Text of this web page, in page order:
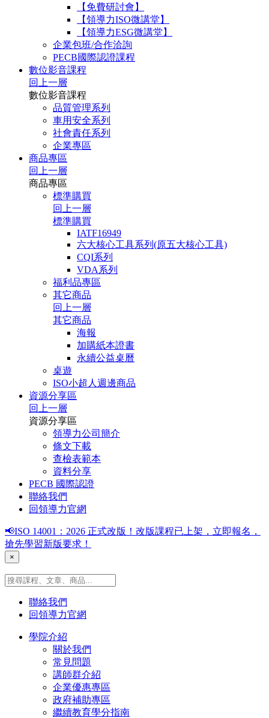
【免費研討會】
【領導力ISO微講堂】
【領導力ESG微講堂】
企業包班/合作洽詢
PECB國際認證課程
數位影音課程
回上一層
數位影音課程
品質管理系列
車用安全系列
社會責任系列
企業專區
商品專區
回上一層
商品專區
標準購買
回上一層
標準購買
IATF16949
六大核心工具系列(原五大核心工具)
CQI系列
VDA系列
福利品專區
其它商品
回上一層
其它商品
海報
加購紙本證書
永續公益桌曆
桌遊
ISO小超人週邊商品
資源分享區
回上一層
資源分享區
領導力公司簡介
條文下載
查檢表範本
資料分享
PECB 國際認證
聯絡我們
回領導力官網
📢ISO 14001：2026 正式改版！改版課程已上架，立即報名，
搶先學習新版要求！
×
聯絡我們
回領導力官網
學院介紹
關於我們
常見問題
講師群介紹
企業優惠專區
政府補助專區
繼續教育學分指南